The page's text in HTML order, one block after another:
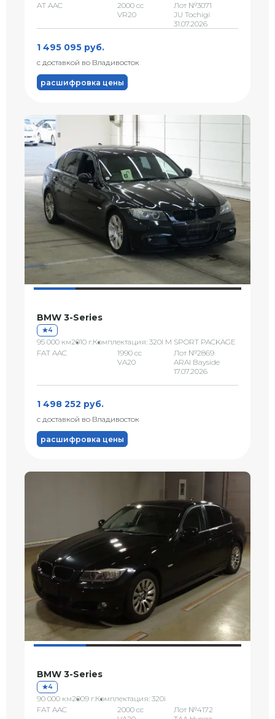
AT AAC
2000 сс
VR20
Лот №3071
JU Tochigi
31.07.2026
1 495 095 руб.
с доставкой во Владивосток
расшифровка цены
BMW 3-Series
4
95 000 км2010 г.Комплектация: 320I M SPORT PACKAGE
FAT AAC
1990 сс
VA20
Лот №2869
ARAI Bayside
17.07.2026
1 498 252 руб.
с доставкой во Владивосток
расшифровка цены
BMW 3-Series
4
90 000 км2009 г.Комплектация: 320i
FAT AAC
2000 сс
Лот №4172